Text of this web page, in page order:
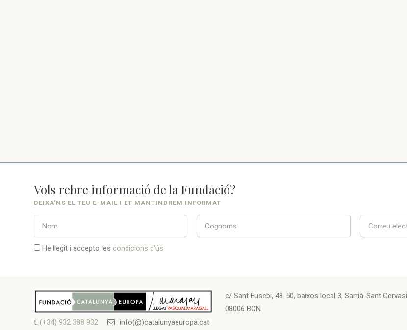
Vols rebre informació de la Fundació?
DEIXA’NS EL TEU E-MAIL I ET MANTINDREM INFORMAT
He llegit i accepto les condicions d'ús
c/ Sant Eusebi, 48-50, baixos local 3, Sarrià-Sant Gervasi
08006 BCN
t. (+34) 932 388 932 info(@)catalunyaeuropa.cat